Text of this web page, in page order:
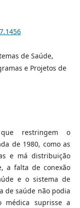
de Saúde,
e Projetos de
restringem o
de 1980, como as
e má distribuição
a falta de conexão
e o sistema de
de saúde não podia
médica suprisse a